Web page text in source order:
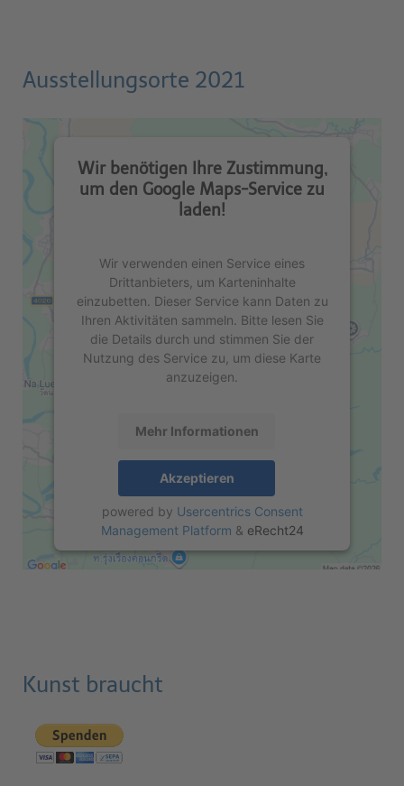
Ausstellungsorte 2021
Wir benötigen Ihre Zustimmung,
um den Google Maps-Service zu
laden!
Wir verwenden einen Service eines
Drittanbieters, um Karteninhalte
einzubetten. Dieser Service kann Daten zu
Ihren Aktivitäten sammeln. Bitte lesen Sie
die Details durch und stimmen Sie der
Nutzung des Service zu, um diese Karte
anzuzeigen.
Mehr Informationen
Akzeptieren
powered by Usercentrics Consent
Management Platform & eRecht24
Kunst braucht